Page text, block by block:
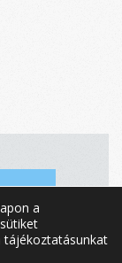
a
tájékoztatásunkat